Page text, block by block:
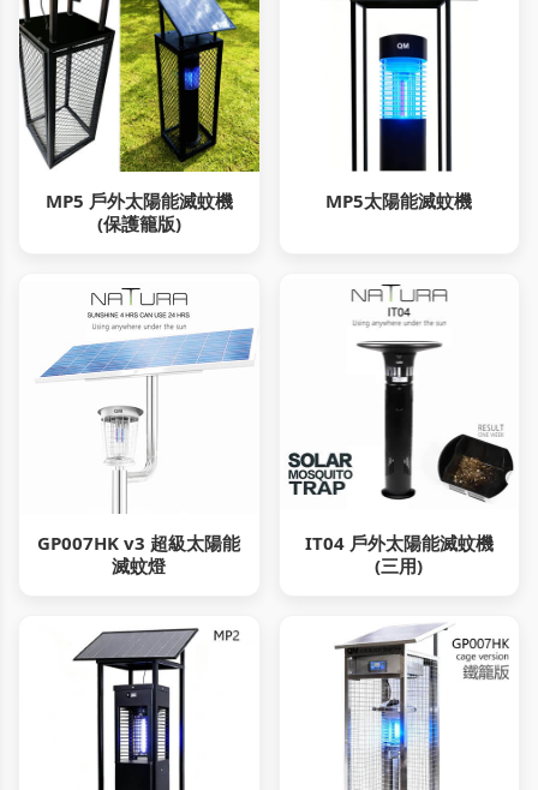
MP5 戶外太陽能滅蚊機
(保護籠版)
MP5太陽能滅蚊機
GP007HK v3 超級太陽能
滅蚊燈
IT04 戶外太陽能滅蚊機
(三用)